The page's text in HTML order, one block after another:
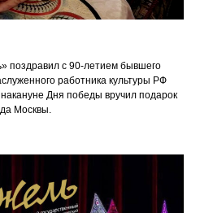
поздравил с 90-летием бывшего
работника культуры РФ
Дня победы вручил подарок
Москвы.